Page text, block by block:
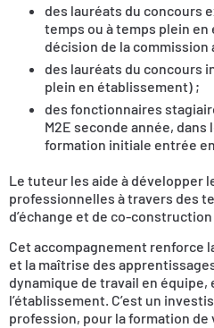
des lauréats du concours
temps ou à temps plein
décision de la commission
des lauréats du concours
plein en établissement) ;
des fonctionnaires
M2E seconde année,
formation initiale entrée
Le tuteur les aide à développer
professionnelles à travers des
d’échange et de co-
Cet accompagnement renforce
et la maîtrise des
dynamique de travail en équipe,
l’établissement. C’est un
profession, pour la formation